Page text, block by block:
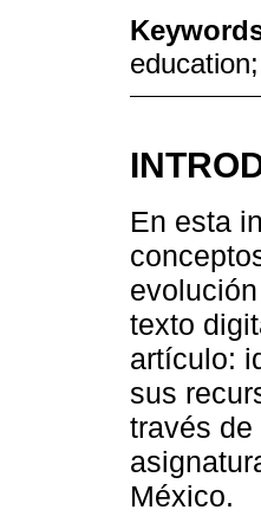
En esta
texto
artículo:
sus
través
México.